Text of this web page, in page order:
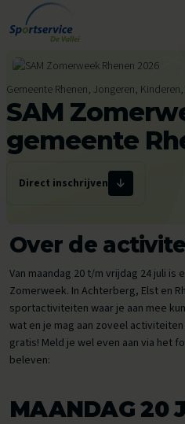
Ga naar de inhoud
Gemeente Rhenen, Jongeren,
SAM
gemeente
Direct inschrijven
Over de
Van maandag 20 t/m vrijdag 24 juli is
Zomerweek. In Achterberg, Elst en
sportactiviteiten waar je aan mee
wat en je mag aan zoveel
gratis! Meld je wel even aan via het
beleven:
MAANDAG 20